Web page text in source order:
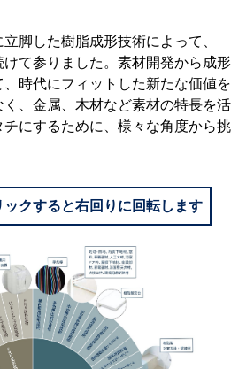
脚した樹脂成形技術によって、
て参りました。素材開発から成形
時代にフィットした新たな価値を
、金属、木材など素材の特長を活
にするために、様々な角度から挑
クすると右回りに回転します